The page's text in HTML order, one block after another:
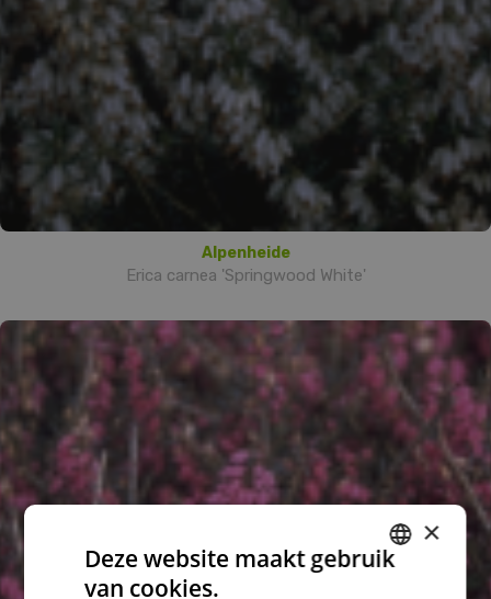
Alpenheide
Erica carnea 'Springwood White'
×
Deze website maakt gebruik
van cookies.